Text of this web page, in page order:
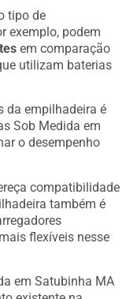
de
exemplo, podem
em comparação
utilizam baterias
da empilhadeira é
Sob Medida em
o desempenho
compatibilidade
também é
flexíveis nesse
em Satubinha MA
existente na